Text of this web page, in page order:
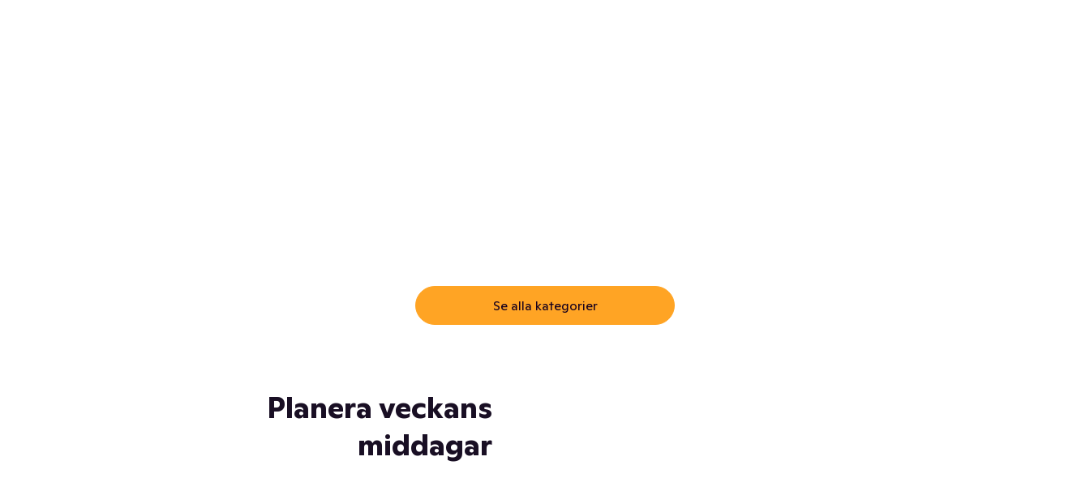
Se alla kategorier
Planera veckans
middagar